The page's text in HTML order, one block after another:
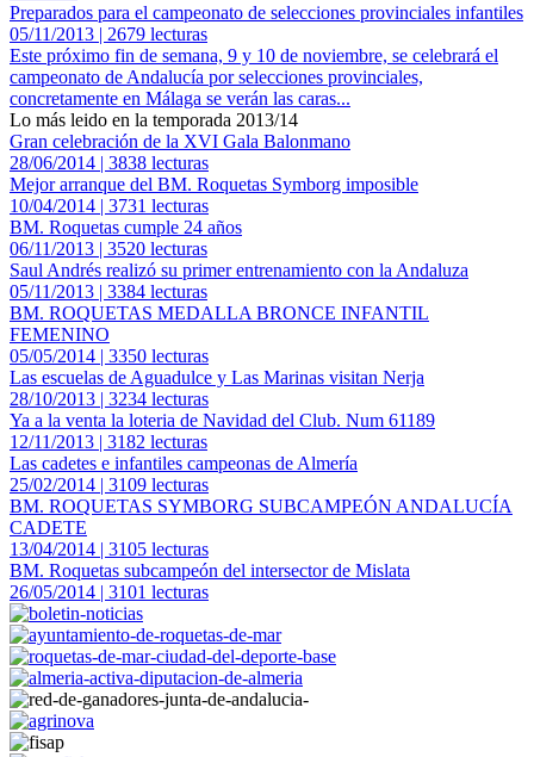
Preparados para el campeonato de selecciones provinciales infantiles
05/11/2013 | 2679 lecturas
Este próximo fin de semana, 9 y 10 de noviembre, se celebrará el
campeonato de Andalucía por selecciones provinciales,
concretamente en Málaga se verán las caras...
Lo más leido en la temporada 2013/14
Gran celebración de la XVI Gala Balonmano
28/06/2014 | 3838 lecturas
Mejor arranque del BM. Roquetas Symborg imposible
10/04/2014 | 3731 lecturas
BM. Roquetas cumple 24 años
06/11/2013 | 3520 lecturas
Saul Andrés realizó su primer entrenamiento con la Andaluza
05/11/2013 | 3384 lecturas
BM. ROQUETAS MEDALLA BRONCE INFANTIL
FEMENINO
05/05/2014 | 3350 lecturas
Las escuelas de Aguadulce y Las Marinas visitan Nerja
28/10/2013 | 3234 lecturas
Ya a la venta la loteria de Navidad del Club. Num 61189
12/11/2013 | 3182 lecturas
Las cadetes e infantiles campeonas de Almería
25/02/2014 | 3109 lecturas
BM. ROQUETAS SYMBORG SUBCAMPEÓN ANDALUCÍA
CADETE
13/04/2014 | 3105 lecturas
BM. Roquetas subcampeón del intersector de Mislata
26/05/2014 | 3101 lecturas